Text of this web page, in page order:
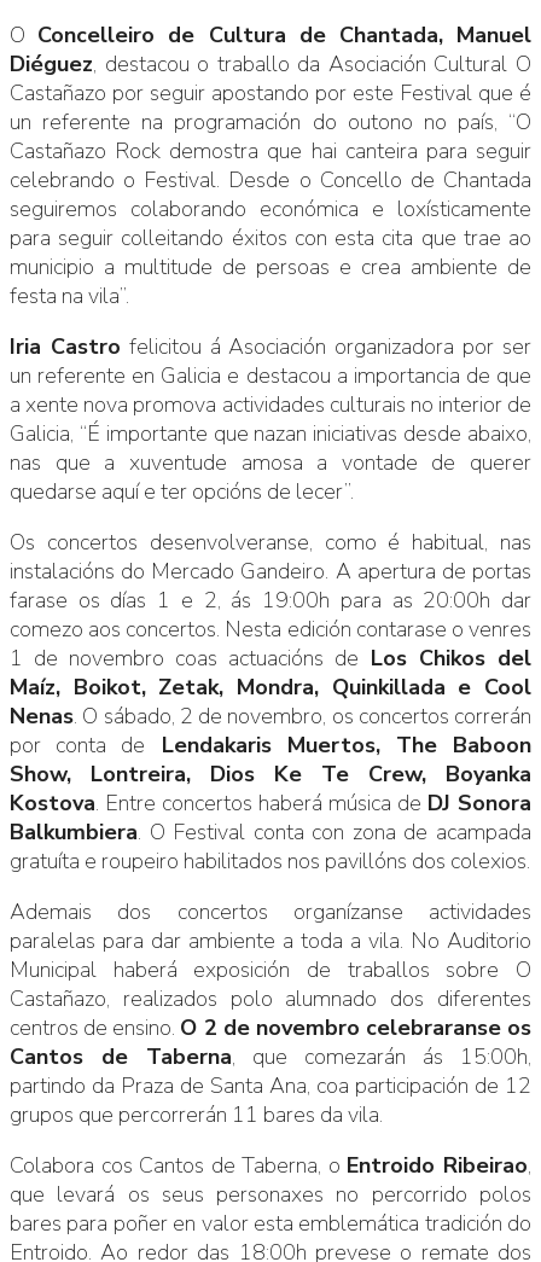
O Concelleiro de Cultura de Chantada, Manuel
Diéguez, destacou o traballo da Asociación Cultural O
Castañazo por seguir apostando por este Festival que é
un referente na programación do outono no país, “O
Castañazo Rock demostra que hai canteira para seguir
celebrando o Festival. Desde o Concello de Chantada
seguiremos colaborando económica e loxísticamente
para seguir colleitando éxitos con esta cita que trae ao
municipio a multitude de persoas e crea ambiente de
festa na vila”.
Iria Castro felicitou á Asociación organizadora por ser
un referente en Galicia e destacou a importancia de que
a xente nova promova actividades culturais no interior de
Galicia, “É importante que nazan iniciativas desde abaixo,
nas que a xuventude amosa a vontade de querer
quedarse aquí e ter opcións de lecer”.
Os concertos desenvolveranse, como é habitual, nas
instalacións do Mercado Gandeiro. A apertura de portas
farase os días 1 e 2, ás 19:00h para as 20:00h dar
comezo aos concertos. Nesta edición contarase o venres
1 de novembro coas actuacións de Los Chikos del
Maíz, Boikot, Zetak, Mondra, Quinkillada e Cool
Nenas. O sábado, 2 de novembro, os concertos correrán
por conta de Lendakaris Muertos, The Baboon
Show, Lontreira, Dios Ke Te Crew, Boyanka
Kostova. Entre concertos haberá música de DJ Sonora
Balkumbiera. O Festival conta con zona de acampada
gratuíta e roupeiro habilitados nos pavillóns dos colexios.
Ademais dos concertos organízanse actividades
paralelas para dar ambiente a toda a vila. No Auditorio
Municipal haberá exposición de traballos sobre O
Castañazo, realizados polo alumnado dos diferentes
centros de ensino. O 2 de novembro celebraranse os
Cantos de Taberna, que comezarán ás 15:00h,
partindo da Praza de Santa Ana, coa participación de 12
grupos que percorrerán 11 bares da vila.
Colabora cos Cantos de Taberna, o Entroido Ribeirao,
que levará os seus personaxes no percorrido polos
bares para poñer en valor esta emblemática tradición do
Entroido. Ao redor das 18:00h prevese o remate dos